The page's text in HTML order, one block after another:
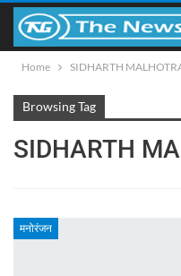
Home SIDHARTH
Browsing Tag
SIDHARTH
मनोरंजन